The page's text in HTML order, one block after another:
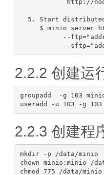
http://
5. Start
$ minio server
--
2.2.2 创建运
groupadd  -g 103
2.2.3 创建程
mkdir -p /data/minio
chown minio:minio /